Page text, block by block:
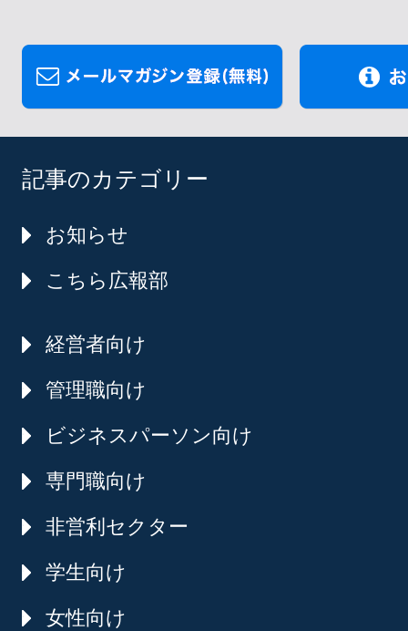
記事のカテゴリー
お知らせ
こちら広報部
経営者向け
管理職向け
ビジネスパーソン向け
専門職向け
非営利セクター
学生向け
女性向け